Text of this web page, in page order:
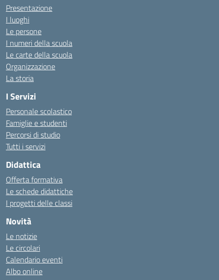
Presentazione
I luoghi
Le persone
I numeri della scuola
Le carte della scuola
Organizzazione
La storia
I Servizi
Personale scolastico
Famiglie e studenti
Percorsi di studio
Tutti i servizi
Didattica
Offerta formativa
Le schede didattiche
I progetti delle classi
Novità
Le notizie
Le circolari
Calendario eventi
Albo online